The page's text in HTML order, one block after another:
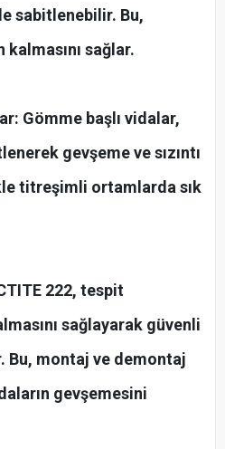
sabitlenebilir. Bu,
sağlar.
Gömme başlı vidalar,
gevşeme ve sızıntı
titreşimli ortamlarda sık
222, tespit
sağlayarak güvenli
Bu, montaj ve demontaj
gevşemesini